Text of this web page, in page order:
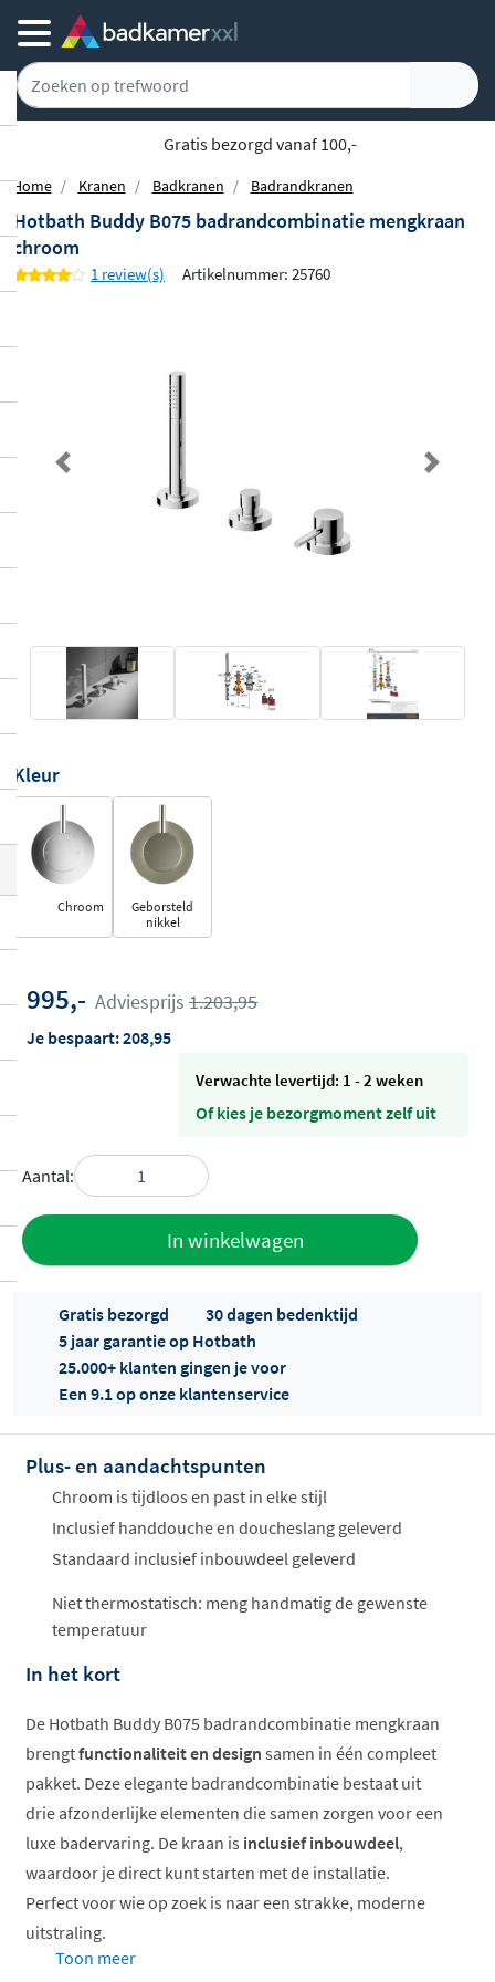
Gratis bezorgd vanaf 100,-
Home Kranen Badkranen Badrandkranen
Hotbath Buddy B075 badrandcombinatie mengkraan
chroom
1 review(s) Artikelnummer: 25760
Previous Next
Kleur
Chroom
Geborsteld
nikkel
995,- Adviesprijs 1.203,95
Je bespaart:208,95
Verwachte levertijd: 1 - 2 weken
Of kies je bezorgmoment zelf uit
Aantal:
In winkelwagen
Offertes
ophalen...
Gratis bezorgd
30 dagen bedenktijd
5 jaar garantie op Hotbath
25.000+ klanten gingen je voor
Een 9.1 op onze klantenservice
Plus- en aandachtspunten
Chroom is tijdloos en past in elke stijl
Inclusief handdouche en doucheslang geleverd
Standaard inclusief inbouwdeel geleverd
Niet thermostatisch: meng handmatig de gewenste
temperatuur
In het kort
De Hotbath Buddy B075 badrandcombinatie mengkraan
brengtfunctionaliteit en design samen in één compleet
pakket. Deze elegante badrandcombinatie bestaat uit
drie afzonderlijke elementen die samen zorgen voor een
luxe badervaring. De kraan is inclusief inbouwdeel,
waardoor je direct kunt starten met de installatie.
Perfect voor wie op zoek is naar een strakke, moderne
uitstraling.
Toon meer